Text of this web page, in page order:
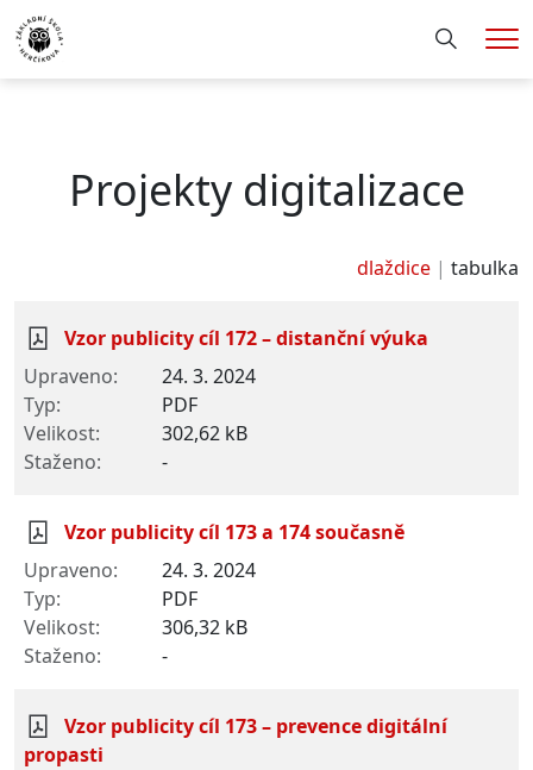
Hledání
Projekty digitalizace
dlaždice tabulka
Vzor publicity cíl 172 – distanční výuka
24. 3. 2024
PDF
302,62 kB
-
Vzor publicity cíl 173 a 174 současně
24. 3. 2024
PDF
306,32 kB
-
Vzor publicity cíl 173 – prevence digitální
propasti